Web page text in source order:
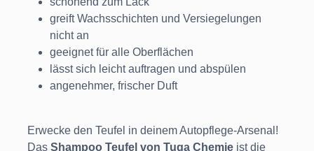
greift Wachsschichten und Versiegelungen
nicht an
geeignet für alle Oberflächen
lässt sich leicht auftragen und abspülen
angenehmer, frischer Duft
Erwecke den Teufel in deinem Autopflege-Arsenal!
Das Shampoo Teufel von Tuga Chemie ist die